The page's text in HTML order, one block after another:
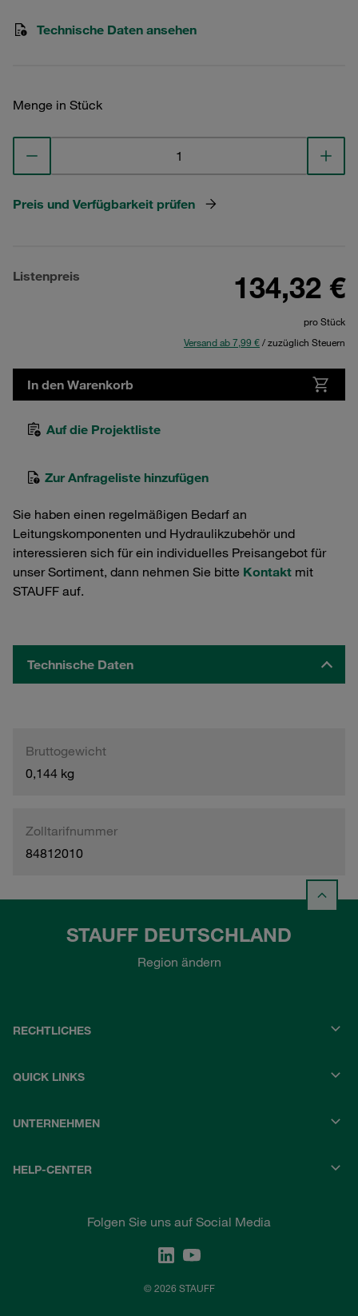
Technische Daten ansehen
Menge in Stück
Preis und Verfügbarkeit prüfen
Listenpreis 134,32 €
pro Stück
Versand ab 7,99 €/ zuzüglich Steuern
In den Warenkorb
Auf die Projektliste
Zur Anfrageliste hinzufügen
Sie haben einen regelmäßigen Bedarf an
Leitungskomponenten und Hydraulikzubehör und
interessieren sich für ein individuelles Preisangebot für
unser Sortiment, dann nehmen Sie bitte Kontakt mit
STAUFF auf.
Technische Daten
Bruttogewicht
0,144 kg
Zolltarifnummer
84812010
STAUFF DEUTSCHLAND
Region ändern
RECHTLICHES
QUICK LINKS
UNTERNEHMEN
HELP-CENTER
Folgen Sie uns auf Social Media
© 2026 STAUFF